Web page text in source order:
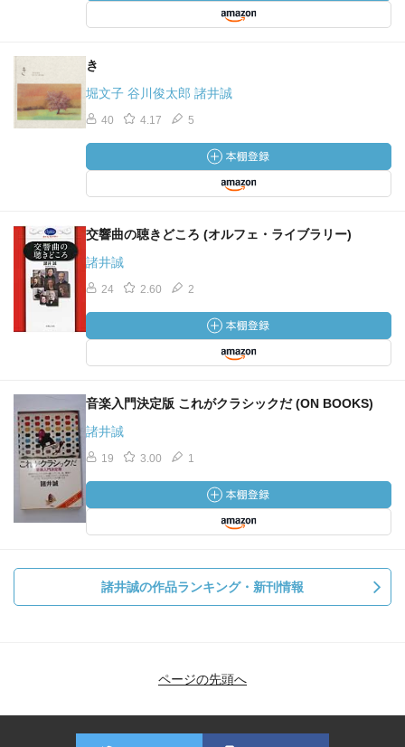
き
堀文子 谷川俊太郎 諸井誠
40 4.17 5
交響曲の聴きどころ (オルフェ・ライブラリー)
諸井誠
24 2.60 2
音楽入門決定版 これがクラシックだ (ON BOOKS)
諸井誠
19 3.00 1
諸井誠の作品ランキング・新刊情報
ページの先頭へ